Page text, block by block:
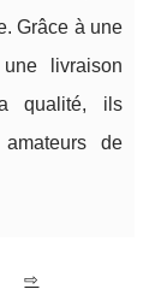
Grâce à une
livraison
qualité, ils
de